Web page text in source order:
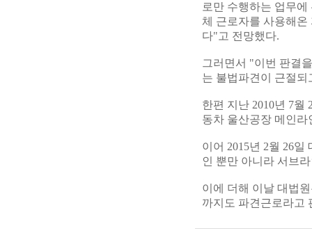
로만 수행하는 업무
체 근로자를 사용해
다"고 전망했다.
그러면서 "이번 판결
는 불법파견이 근절
한편 지난 2010년 7월
동차 울산공장 메인
이어 2015년 2월 26
인 뿐만 아니라 서브
이에 더해 이날 대법
까지도 파견근로라고